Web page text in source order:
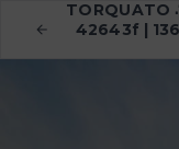
TORQUATO
42643f |